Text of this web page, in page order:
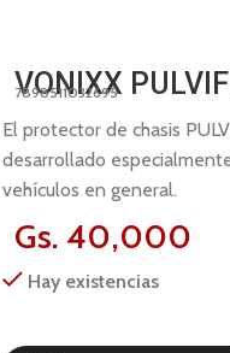
VONIXX
7898511032695
El protector de chasis
desarrollado
vehículos en general.
Gs. 40,000
Hay existencias